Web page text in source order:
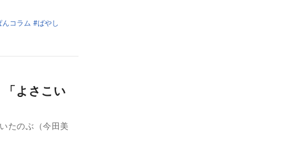
んコラム ばやし
よさこい
たのぶ（今田美